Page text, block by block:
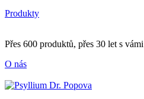
Produkty
Přes 600 produktů, přes 30 let s vámi
O nás